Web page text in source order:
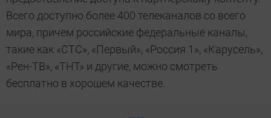
Всего доступно более 400 телеканалов со всего
мира, причем российские федеральные каналы,
такие как «СТС», «Первый», «Россия 1», «Карусель»,
«Рен-ТВ», «ТНТ» и другие, можно смотреть
бесплатно в хорошем качестве.